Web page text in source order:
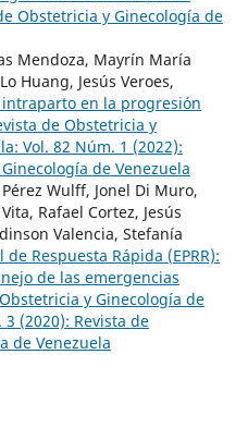
Obstetricia y Ginecología de
Mendoza, Mayrín María
Huang, Jesús Veroes,
en la progresión
de Obstetricia y
Vol. 82 Núm. 1 (2022):
de Venezuela
Wulff, Jonel Di Muro,
Rafael Cortez, Jesús
Valencia, Stefanía
Respuesta Rápida (EPRR):
de las emergencias
y Ginecología de
(2020): Revista de
de Venezuela